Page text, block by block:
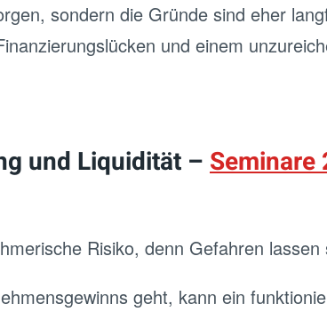
sondern die Gründe sind eher
und einem
und Liquidität –Seminare
Risiko, denn Gefahren
geht, kann ein